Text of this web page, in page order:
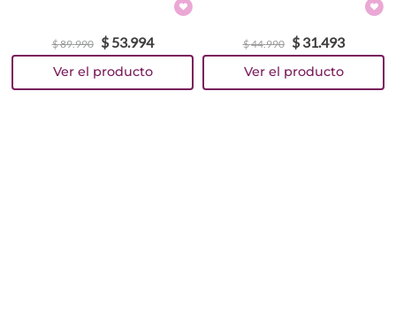
$89.990 $ 53.994 $44.990 $ 31.493